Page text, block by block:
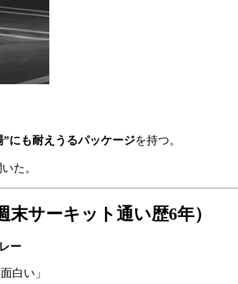
”にも耐えうるパッケージを持つ。
た。
末サーキット通い歴6年）
ー
白い」